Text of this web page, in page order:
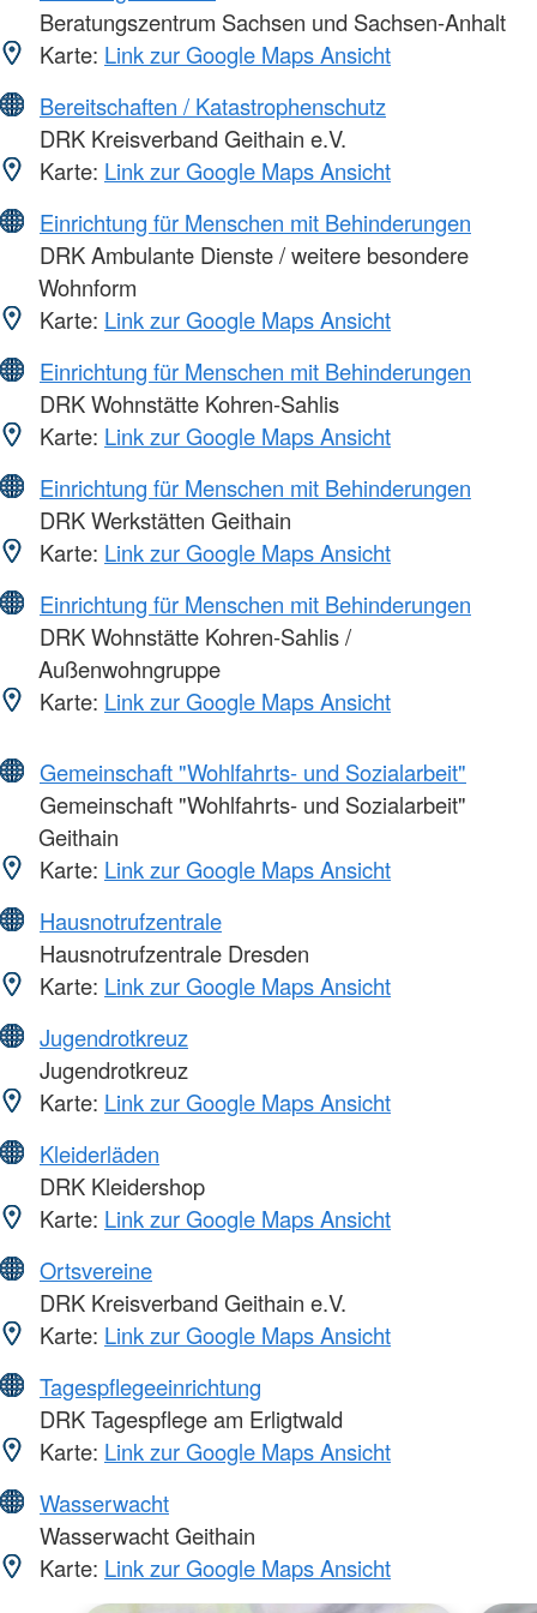
Beratungszentrum Sachsen und Sachsen-Anhalt
Karte: Link zur Google Maps Ansicht
Bereitschaften / Katastrophenschutz
DRK Kreisverband Geithain e.V.
Karte: Link zur Google Maps Ansicht
Einrichtung für Menschen mit Behinderungen
DRK Ambulante Dienste / weitere besondere
Wohnform
Karte: Link zur Google Maps Ansicht
Einrichtung für Menschen mit Behinderungen
DRK Wohnstätte Kohren-Sahlis
Karte: Link zur Google Maps Ansicht
Einrichtung für Menschen mit Behinderungen
DRK Werkstätten Geithain
Karte: Link zur Google Maps Ansicht
Einrichtung für Menschen mit Behinderungen
DRK Wohnstätte Kohren-Sahlis /
Außenwohngruppe
Karte: Link zur Google Maps Ansicht
Gemeinschaft "Wohlfahrts- und Sozialarbeit"
Gemeinschaft "Wohlfahrts- und Sozialarbeit"
Geithain
Karte: Link zur Google Maps Ansicht
Hausnotrufzentrale
Hausnotrufzentrale Dresden
Karte: Link zur Google Maps Ansicht
Jugendrotkreuz
Jugendrotkreuz
Karte: Link zur Google Maps Ansicht
Kleiderläden
DRK Kleidershop
Karte: Link zur Google Maps Ansicht
Ortsvereine
DRK Kreisverband Geithain e.V.
Karte: Link zur Google Maps Ansicht
Tagespflegeeinrichtung
DRK Tagespflege am Erligtwald
Karte: Link zur Google Maps Ansicht
Wasserwacht
Wasserwacht Geithain
Karte: Link zur Google Maps Ansicht